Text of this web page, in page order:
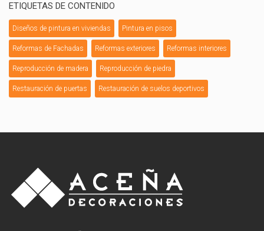
ETIQUETAS DE CONTENIDO
Diseños de pintura en viviendas Pintura en pisos
Reformas de Fachadas Reformas exteriores Reformas interiores
Reproducción de madera Reproducción de piedra
Restauración de puertas Restauración de suelos deportivos